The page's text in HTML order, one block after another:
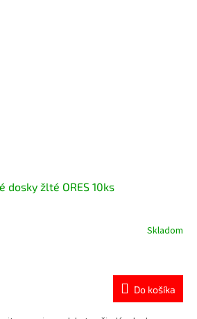
dosky žlté ORES 10ks
Skladom
Do košíka